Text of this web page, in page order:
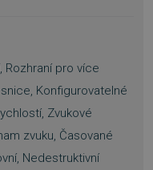
Rozhraní pro více
Konfigurovatelné
Zvukové
zvuku, Časované
Nedestruktivní